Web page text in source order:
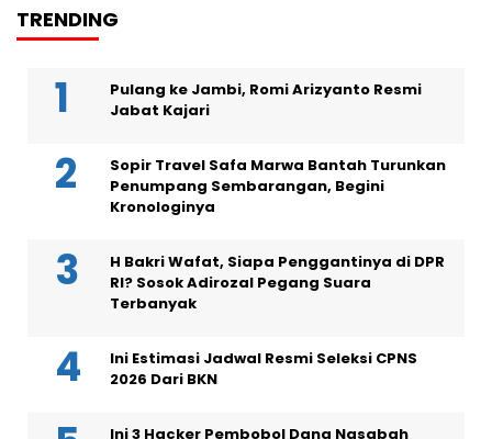
TRENDING
Pulang ke Jambi, Romi Arizyanto Resmi
Jabat Kajari
Sopir Travel Safa Marwa Bantah Turunkan
Penumpang Sembarangan, Begini
Kronologinya
H Bakri Wafat, Siapa Penggantinya di DPR
RI? Sosok Adirozal Pegang Suara
Terbanyak
Ini Estimasi Jadwal Resmi Seleksi CPNS
2026 Dari BKN
Ini 3 Hacker Pembobol Dana Nasabah